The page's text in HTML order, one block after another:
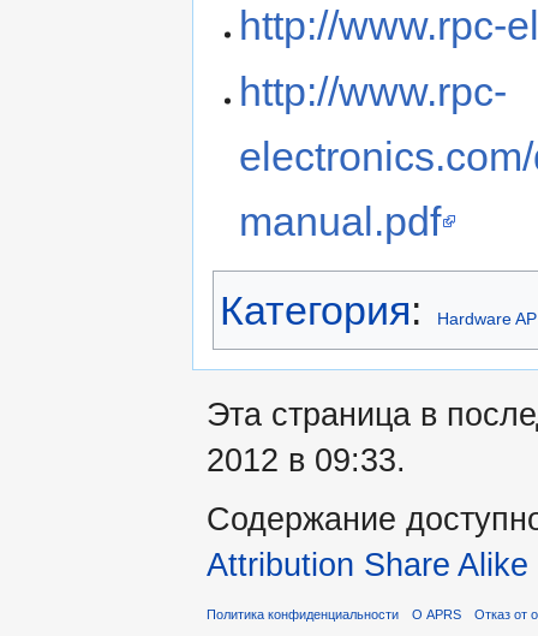
http://www.rpc-
http://www.rpc-
manual.pdf
Категория: Hardware
Эта страница в
2012 в 09:33.
Содержание
Attribution Share Alike
Политика конфиденциальности О APRS Отказ от